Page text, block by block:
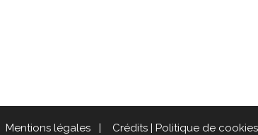
Mentions légales | Crédits | Politique de cookies